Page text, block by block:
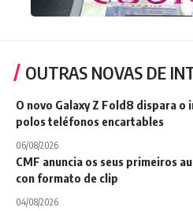
OUTRAS NOVAS DE
O novo Galaxy Z Fold8 dispara o
polos teléfonos encartables
06/08/2026
CMF anuncia os seus primeiros
con formato de clip
04/08/2026